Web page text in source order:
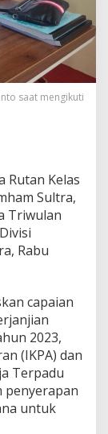
saat mengikuti
Rutan Kelas
Sultra,
Triwulan
Rabu
capaian
2023,
(IKPA) dan
Terpadu
penyerapan
untuk